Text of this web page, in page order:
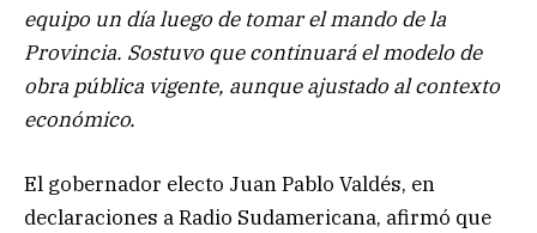
equipo un día luego de tomar el mando de la
Provincia. Sostuvo que continuará el modelo de
obra pública vigente, aunque ajustado al contexto
económico.
El gobernador electo Juan Pablo Valdés, en
declaraciones a Radio Sudamericana, afirmó que